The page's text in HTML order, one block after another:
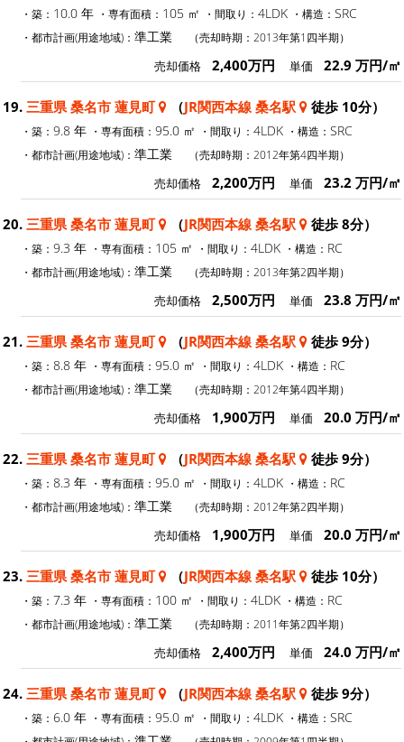
・築： 10.0 年 ・専有面積： 105 ㎡ ・間取り： 4LDK ・構造： SRC
・都市計画(用途地域)： 準工業 （売却時期：2013年第1四半期）
売却価格 2,400万円 単価 22.9 万円/㎡
19. 三重県 桑名市 蓮見町 （JR関西本線 桑名駅 徒歩 10分）
・築： 9.8 年 ・専有面積： 95.0 ㎡ ・間取り： 4LDK ・構造： SRC
・都市計画(用途地域)： 準工業 （売却時期：2012年第4四半期）
売却価格 2,200万円 単価 23.2 万円/㎡
20. 三重県 桑名市 蓮見町 （JR関西本線 桑名駅 徒歩 8分）
・築： 9.3 年 ・専有面積： 105 ㎡ ・間取り： 4LDK ・構造： RC
・都市計画(用途地域)： 準工業 （売却時期：2013年第2四半期）
売却価格 2,500万円 単価 23.8 万円/㎡
21. 三重県 桑名市 蓮見町 （JR関西本線 桑名駅 徒歩 9分）
・築： 8.8 年 ・専有面積： 95.0 ㎡ ・間取り： 4LDK ・構造： RC
・都市計画(用途地域)： 準工業 （売却時期：2012年第4四半期）
売却価格 1,900万円 単価 20.0 万円/㎡
22. 三重県 桑名市 蓮見町 （JR関西本線 桑名駅 徒歩 9分）
・築： 8.3 年 ・専有面積： 95.0 ㎡ ・間取り： 4LDK ・構造： RC
・都市計画(用途地域)： 準工業 （売却時期：2012年第2四半期）
売却価格 1,900万円 単価 20.0 万円/㎡
23. 三重県 桑名市 蓮見町 （JR関西本線 桑名駅 徒歩 10分）
・築： 7.3 年 ・専有面積： 100 ㎡ ・間取り： 4LDK ・構造： RC
・都市計画(用途地域)： 準工業 （売却時期：2011年第2四半期）
売却価格 2,400万円 単価 24.0 万円/㎡
24. 三重県 桑名市 蓮見町 （JR関西本線 桑名駅 徒歩 9分）
・築： 6.0 年 ・専有面積： 95.0 ㎡ ・間取り： 4LDK ・構造： SRC